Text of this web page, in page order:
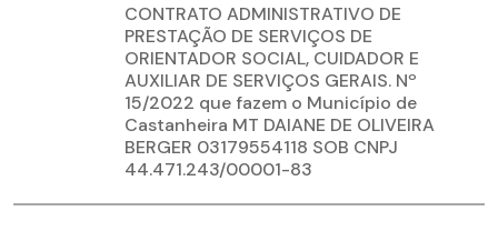
CONTRATO ADMINISTRATIVO DE
PRESTAÇÃO DE SERVIÇOS DE
ORIENTADOR SOCIAL, CUIDADOR E
AUXILIAR DE SERVIÇOS GERAIS. Nº
15/2022 que fazem o Município de
Castanheira MT DAIANE DE OLIVEIRA
BERGER 03179554118 SOB CNPJ
44.471.243/00001-83